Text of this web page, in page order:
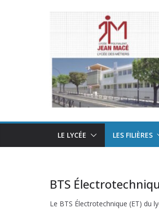
LE LYCÉE LES FILIÈRES
BTS
Le BTS Électrotechnique (ET) du